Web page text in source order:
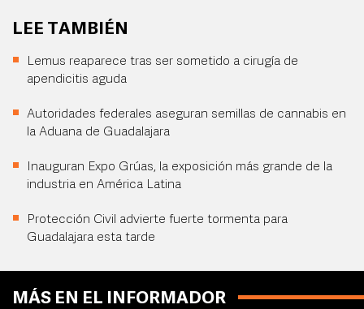
LEE TAMBIÉN
Lemus reaparece tras ser sometido a cirugía de
apendicitis aguda
Autoridades federales aseguran semillas de cannabis en
la Aduana de Guadalajara
Inauguran Expo Grúas, la exposición más grande de la
industria en América Latina
Protección Civil advierte fuerte tormenta para
Guadalajara esta tarde
MÁS EN EL INFORMADOR